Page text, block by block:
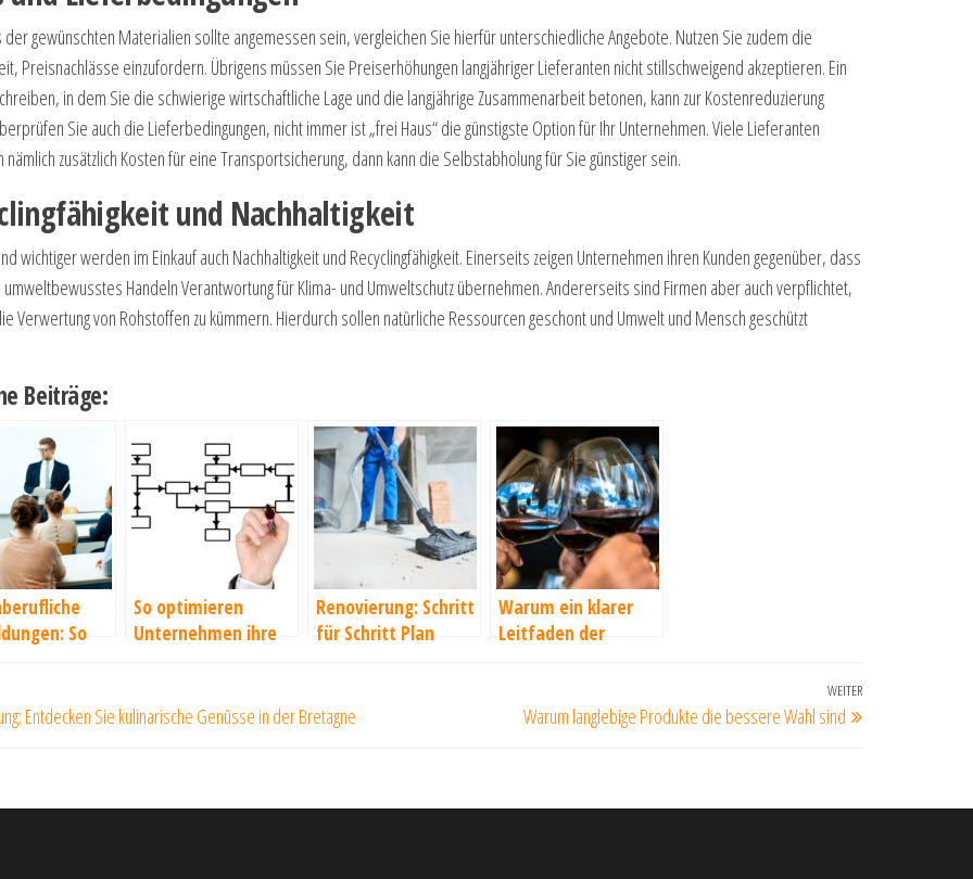
der gewünschten Materialien sollte angemessen sein, vergleichen Sie hierfür unterschiedliche Angebote. Nutzen Sie zudem die
Preisnachlässe einzufordern. Übrigens müssen Sie Preiserhöhungen langjähriger Lieferanten nicht stillschweigend akzeptieren. Ein
in dem Sie die schwierige wirtschaftliche Lage und die langjährige Zusammenarbeit betonen, kann zur Kostenreduzierung
Sie auch die Lieferbedingungen, nicht immer ist „frei Haus“ die günstigste Option für Ihr Unternehmen. Viele Lieferanten
nämlich zusätzlich Kosten für eine Transportsicherung, dann kann die Selbstabholung für Sie günstiger sein.
und Nachhaltigkeit
wichtiger werden im Einkauf auch Nachhaltigkeit und Recyclingfähigkeit. Einerseits zeigen Unternehmen ihren Kunden gegenüber, dass
Handeln Verantwortung für Klima- und Umweltschutz übernehmen. Andererseits sind Firmen aber auch verpflichtet,
Verwertung von Rohstoffen zu kümmern. Hierdurch sollen natürliche Ressourcen geschont und Umwelt und Mensch geschützt
Beiträge:
So
So optimieren
Unternehmen ihre
Renovierung: Schritt
für Schritt Plan
Warum ein klarer
Leitfaden der
g ist
Entdecken Sie kulinarische Genüsse in der Bretagne
Nächster
Beitrag
WEITER
Warum langlebige Produkte die bessere Wahl sind